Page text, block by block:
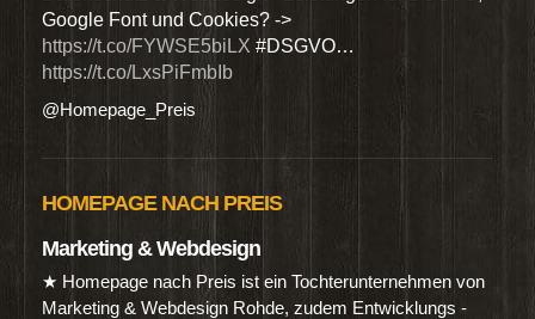
Google Font und Cookies? ->
https://t.co/FYWSE5biLX #DSGVO…
https://t.co/LxsPiFmbIb
@Homepage_Preis
HOMEPAGE NACH PREIS
Marketing & Webdesign
★ Homepage nach Preis ist ein Tochterunternehmen von
Marketing & Webdesign Rohde, zudem Entwicklungs -